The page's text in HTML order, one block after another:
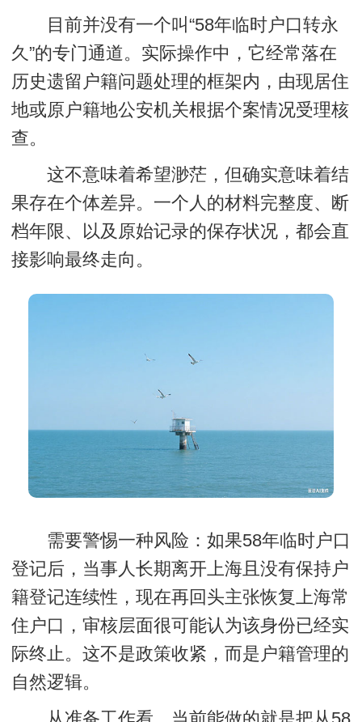
目前并没有一个叫“58年临时户口转永
久”的专门通道。实际操作中，它经常落在
历史遗留户籍问题处理的框架内，由现居住
地或原户籍地公安机关根据个案情况受理核
查。
这不意味着希望渺茫，但确实意味着结
果存在个体差异。一个人的材料完整度、断
档年限、以及原始记录的保存状况，都会直
接影响最终走向。
需要警惕一种风险：如果58年临时户口
登记后，当事人长期离开上海且没有保持户
籍登记连续性，现在再回头主张恢复上海常
住户口，审核层面很可能认为该身份已经实
际终止。这不是政策收紧，而是户籍管理的
自然逻辑。